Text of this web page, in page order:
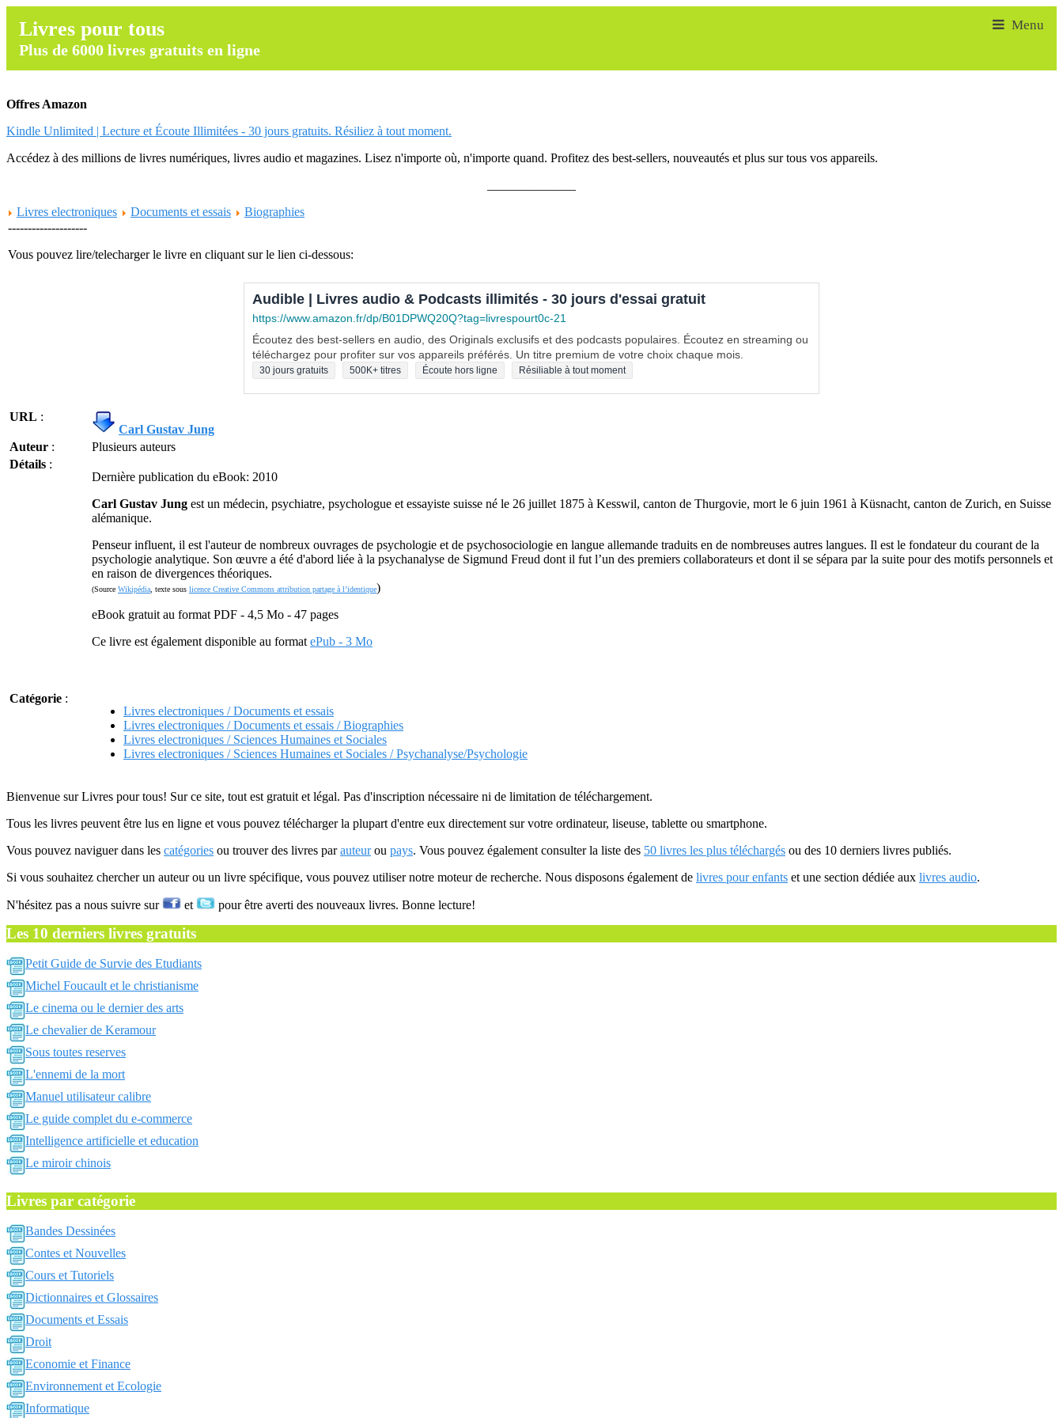
Livres pour tous
Plus de 6000 livres gratuits en ligne
Offres Amazon
Kindle Unlimited | Lecture et Écoute Illimitées - 30 jours gratuits. Résiliez à tout moment.
Accédez à des millions de livres numériques, livres audio et magazines. Lisez n'importe où, n'importe quand. Profitez des best-sellers, nouveautés et plus sur tous vos appareils.
Livres electroniques
Documents et essais
Biographies
--------------------
Vous pouvez lire/telecharger le livre en cliquant sur le lien ci-dessous:
Audible | Livres audio & Podcasts illimités - 30 jours d'essai gratuit
https://www.amazon.fr/dp/B01DPWQ20Q?tag=livrespourt0c-21
Écoutez des best-sellers en audio, des Originals exclusifs et des podcasts populaires. Écoutez en streaming ou
téléchargez pour profiter sur vos appareils préférés. Un titre premium de votre choix chaque mois.
30 jours gratuits 500K+ titres Écoute hors ligne Résiliable à tout moment
URL :
Carl Gustav Jung
Auteur :
Plusieurs auteurs
Détails :
Dernière publication du eBook: 2010
Carl Gustav Jung est un médecin, psychiatre, psychologue et essayiste suisse né le 26 juillet 1875 à Kesswil, canton de Thurgovie, mort le 6 juin 1961 à Küsnacht, canton de Zurich, en Suisse
alémanique.
Penseur influent, il est l'auteur de nombreux ouvrages de psychologie et de psychosociologie en langue allemande traduits en de nombreuses autres langues. Il est le fondateur du courant de la
psychologie analytique. Son œuvre a été d'abord liée à la psychanalyse de Sigmund Freud dont il fut l’un des premiers collaborateurs et dont il se sépara par la suite pour des motifs personnels et
en raison de divergences théoriques.
(Source Wikipédia , texte sous licence Creative Commons attribution partage à l’identique)
eBook gratuit au format PDF - 4,5 Mo - 47 pages
Ce livre est également disponible au format ePub - 3 Mo
Catégorie :
Livres electroniques / Documents et essais
Livres electroniques / Documents et essais / Biographies
Livres electroniques / Sciences Humaines et Sociales
Livres electroniques / Sciences Humaines et Sociales / Psychanalyse/Psychologie
Bienvenue sur Livres pour tous! Sur ce site, tout est gratuit et légal. Pas d'inscription nécessaire ni de limitation de téléchargement.
Tous les livres peuvent être lus en ligne et vous pouvez télécharger la plupart d'entre eux directement sur votre ordinateur, liseuse, tablette ou smartphone.
Vous pouvez naviguer dans les catégories ou trouver des livres parauteurou pays. Vous pouvez également consulter la liste des 50 livres les plus téléchargés ou des 10 derniers livres publiés.
Si vous souhaitez chercher un auteur ou un livre spécifique, vous pouvez utiliser notre moteur de recherche. Nous disposons également de livres pour enfants et une section dédiée aux livres audio.
N'hésitez pas a nous suivre sur et pour être averti des nouveaux livres. Bonne lecture!
Les 10 derniers livres gratuits
Petit Guide de Survie des Etudiants
Michel Foucault et le christianisme
Le cinema ou le dernier des arts
Le chevalier de Keramour
Sous toutes reserves
L'ennemi de la mort
Manuel utilisateur calibre
Le guide complet du e-commerce
Intelligence artificielle et education
Le miroir chinois
Livres par catégorie
Bandes Dessinées
Contes et Nouvelles
Cours et Tutoriels
Dictionnaires et Glossaires
Documents et Essais
Droit
Economie et Finance
Environnement et Ecologie
Informatique